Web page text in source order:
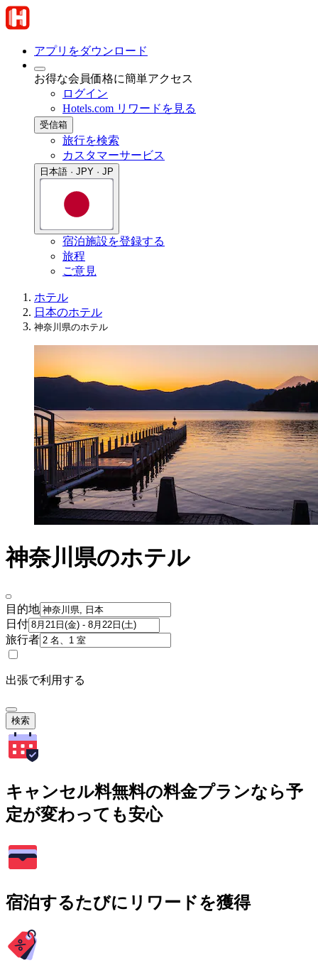
アプリをダウンロード
お得な会員価格に簡単アクセス
ログイン
Hotels.com リワードを見る
受信箱
旅行を検索
カスタマーサービス
日本語 · JPY · JP
宿泊施設を登録する
旅程
ご意見
ホテル
日本のホテル
神奈川県のホテル
神奈川県のホテル
目的地
日付
旅行者
出張で利用する
検索
キャンセル料無料の料金プランなら予
定が変わっても安心
宿泊するたびにリワードを獲得